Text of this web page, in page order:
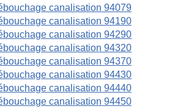
canalisation 94079
canalisation 94190
canalisation 94290
canalisation 94320
canalisation 94370
canalisation 94430
canalisation 94440
canalisation 94450